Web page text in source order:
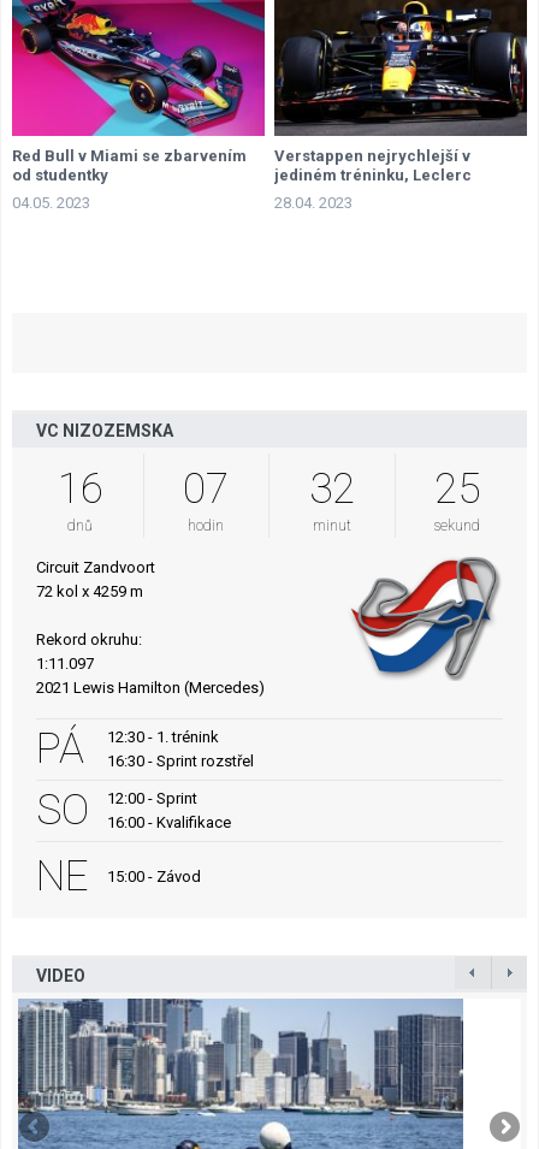
Red Bull v Miami se zbarvením
od studentky
04.05. 2023
Verstappen nejrychlejší v
jediném tréninku, Leclerc
kousek za ním
28.04. 2023
VC NIZOZEMSKA
16
dnů
07
hodin
32
minut
24
sekund
Circuit Zandvoort
72 kol x 4259 m
Rekord okruhu:
1:11.097
2021 Lewis Hamilton (Mercedes)
PÁ
12:30 - 1. trénink
16:30 - Sprint rozstřel
SO
12:00 - Sprint
16:00 - Kvalifikace
NE 15:00 - Závod
VIDEO